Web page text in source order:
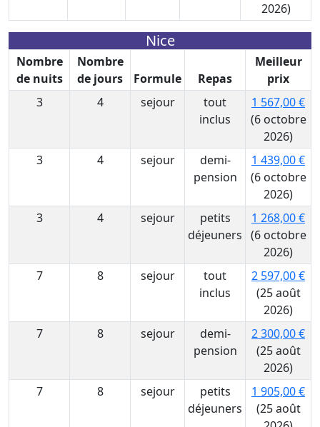
2026)
Nice
Nombre
de nuits
Nombre
de jours
Formule Repas
Meilleur
prix
3
4 sejour
tout
inclus
1 567,00 €
(6 octobre
2026)
3
4 sejour
demi-
pension
1 439,00 €
(6 octobre
2026)
3
4 sejour
petits
déjeuners
1 268,00 €
(6 octobre
2026)
7
8 sejour
tout
inclus
2 597,00 €
(25 août
2026)
7
8 sejour
demi-
pension
2 300,00 €
(25 août
2026)
7
8 sejour
petits
déjeuners
1 905,00 €
(25 août